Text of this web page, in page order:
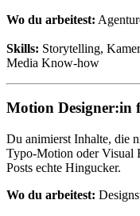
Wo du arbeitest:
Skills: Storytelling,
Media Know-how
Motion Designer:in
Du animierst Inhalte, die
Typo-Motion oder Visual
Posts echte Hingucker.
Wo du arbeitest: